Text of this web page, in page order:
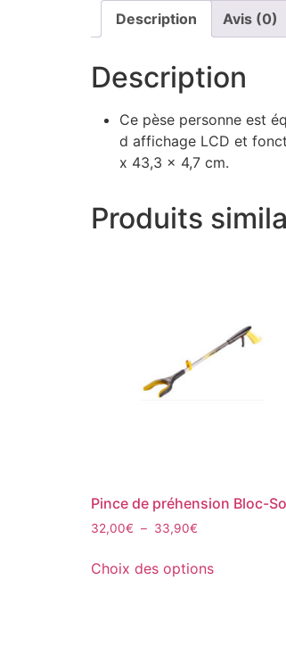
Description Avis (0)
Description
Ce pèse personne est
d affichage LCD et
x 43,3 x 4,7 cm.
Produits
Pince de préhension Bloc-
32,00€ – 33,90€
Choix des options